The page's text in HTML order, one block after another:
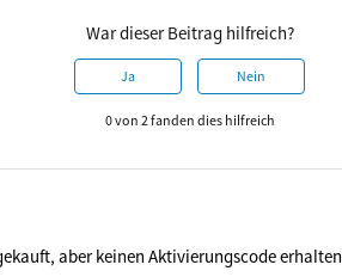
War dieser Beitrag hilfreich?
Ja Nein
0 von 2 fanden dies hilfreich
aber keinen Aktivierungscode erhalten